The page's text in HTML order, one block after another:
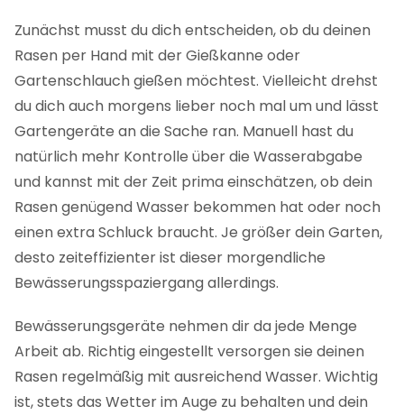
Zunächst musst du dich entscheiden, ob du deinen
Rasen per Hand mit der Gießkanne oder
Gartenschlauch gießen möchtest. Vielleicht drehst
du dich auch morgens lieber noch mal um und lässt
Gartengeräte an die Sache ran. Manuell hast du
natürlich mehr Kontrolle über die Wasserabgabe
und kannst mit der Zeit prima einschätzen, ob dein
Rasen genügend Wasser bekommen hat oder noch
einen extra Schluck braucht. Je größer dein Garten,
desto zeiteffizienter ist dieser morgendliche
Bewässerungsspaziergang allerdings.
Bewässerungsgeräte nehmen dir da jede Menge
Arbeit ab. Richtig eingestellt versorgen sie deinen
Rasen regelmäßig mit ausreichend Wasser. Wichtig
ist, stets das Wetter im Auge zu behalten und dein